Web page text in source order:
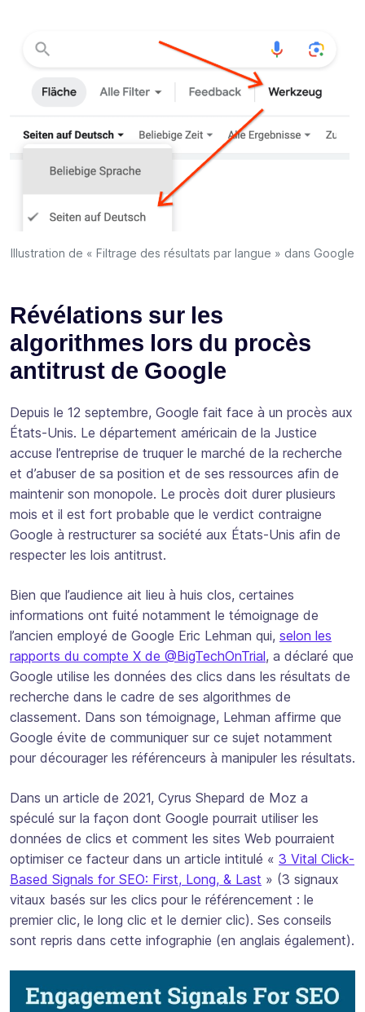
Illustration de « Filtrage des résultats par langue » dans Google
Révélations sur les
algorithmes lors du procès
antitrust de Google
Depuis le 12 septembre, Google fait face à un procès aux
États-Unis. Le département américain de la Justice
accuse l’entreprise de truquer le marché de la recherche
et d’abuser de sa position et de ses ressources afin de
maintenir son monopole. Le procès doit durer plusieurs
mois et il est fort probable que le verdict contraigne
Google à restructurer sa société aux États-Unis afin de
respecter les lois antitrust.
Bien que l’audience ait lieu à huis clos, certaines
informations ont fuité notamment le témoignage de
l’ancien employé de Google Eric Lehman qui, selon les
rapports du compte X de @BigTechOnTrial, a déclaré que
Google utilise les données des clics dans les résultats de
recherche dans le cadre de ses algorithmes de
classement. Dans son témoignage, Lehman affirme que
Google évite de communiquer sur ce sujet notamment
pour décourager les référenceurs à manipuler les résultats.
Dans un article de 2021, Cyrus Shepard de Moz a
spéculé sur la façon dont Google pourrait utiliser les
données de clics et comment les sites Web pourraient
optimiser ce facteur dans un article intitulé « 3 Vital Click-
Based Signals for SEO: First, Long, & Last » (3 signaux
vitaux basés sur les clics pour le référencement : le
premier clic, le long clic et le dernier clic). Ses conseils
sont repris dans cette infographie (en anglais également).